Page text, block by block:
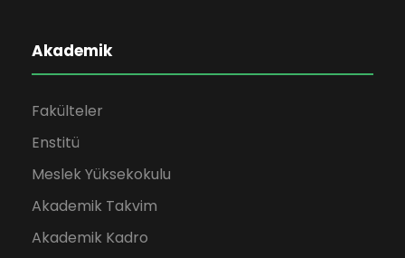
Akademik
Fakülteler
Enstitü
Meslek Yüksekokulu
Akademik Takvim
Akademik Kadro